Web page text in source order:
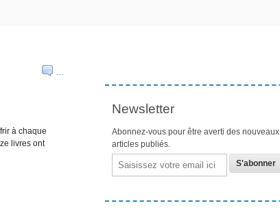
…
à chaque
livres ont
Newsletter
Abonnez-vous pour être averti des nouveaux
articles publiés.
Email